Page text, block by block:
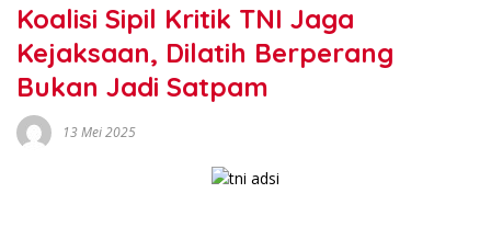
Koalisi Sipil Kritik TNI Jaga
Kejaksaan, Dilatih Berperang
Bukan Jadi Satpam
13 Mei 2025